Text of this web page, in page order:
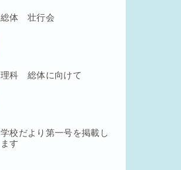
総体 壮行会
理科 総体に向けて
学校だより第一号を掲載し
ます